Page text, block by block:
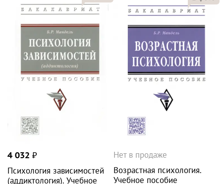
4 032 ₽
Психология зависимостей
(аддиктология). Учебное
Нет в продаже
Возрастная психология.
Учебное пособие